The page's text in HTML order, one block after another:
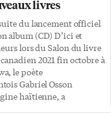
alors de se joindre à
Movember. Voilà
dix ans qu’il est
auprès de cette
australienne, qui
l’opinion publique
livres
du lancement officiel
album (CD) D’ici et
lors du Salon du livre
2021 fin octobre à
le poète
Gabriel Osson
haïtienne, a